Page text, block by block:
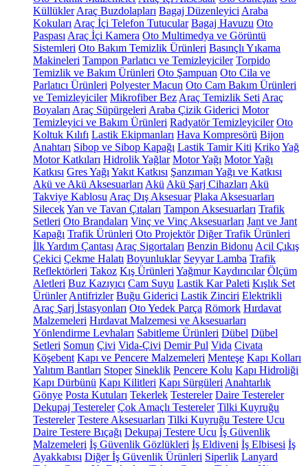
Küllükler Araç Buzdolapları Bagaj Düzenleyici Araba
Kokuları Araç İçi Telefon Tutucular Bagaj Havuzu Oto
Paspası Araç İçi Kamera Oto Multimedya ve Görüntü
Sistemleri Oto Bakım Temizlik Ürünleri Basınçlı Yıkama
Makineleri Tampon Parlatıcı ve Temizleyiciler Torpido
Temizlik ve Bakım Ürünleri Oto Şampuan Oto Cila ve
Parlatıcı Ürünleri Polyester Macun Oto Cam Bakım Ürünleri
ve Temizleyiciler Mikrofiber Bez Araç Temizlik Seti Araç
Boyaları Araç Süpürgeleri Araba Çizik Giderici Motor
Temizleyici ve Bakım Ürünleri Radyatör Temizleyiciler Oto
Koltuk Kılıfı Lastik Ekipmanları Hava Kompresörü Bijon
Anahtarı Sibop ve Sibop Kapağı Lastik Tamir Kiti KrikoYağ
Motor Katkıları Hidrolik Yağlar Motor Yağı Motor Yağı
Katkısı Gres Yağı Yakıt Katkısı Şanzıman Yağı ve Katkısı
Akü ve Akü Aksesuarları Akü Akü Şarj Cihazları Akü
Takviye Kablosu Araç Dış Aksesuar Plaka Aksesuarları
SilecekYan ve Tavan Çıtaları Tampon Aksesuarları Trafik
Setleri Oto Brandaları Vinç ve Vinç Aksesuarları Jant ve Jant
Kapağı Trafik Ürünleri Oto Projektör Diğer Trafik Ürünleri
İlk Yardım Çantası Araç Sigortaları Benzin Bidonu Acil Çıkış
Çekici Çekme Halatı Boyunluklar Seyyar Lamba Trafik
Reflektörleri Takoz Kış Ürünleri Yağmur Kaydırıcılar Ölçüm
Aletleri Buz Kazıyıcı Cam Suyu Lastik Kar Paleti Kışlık Set
Ürünler Antifrizler Buğu Giderici Lastik Zinciri Elektrikli
Araç Şarj İstasyonları Oto Yedek Parça Römork Hırdavat
Malzemeleri Hırdavat Malzemesi ve Aksesuarları
Yönlendirme Levhaları Sabitleme Ürünleri Dübel Dübel
Setleri Somun Çivi Vida-Çivi Demir Pul Vida Civata
Köşebent Kapı ve Pencere Malzemeleri Menteşe Kapı Kolları
Yalıtım Bantları Stoper Sineklik Pencere Kolu Kapı Hidroliği
Kapı Dürbünü Kapı Kilitleri Kapı Sürgüleri Anahtarlık
Gönye Posta Kutuları Tekerlek Testereler Daire Testereler
Dekupaj Testereler Çok Amaçlı Testereler Tilki Kuyruğu
Testereler Testere Aksesuarları Tilki Kuyruğu Testere Ucu
Daire Testere Bıçağı Dekupaj Testere Ucu İş Güvenlik
Malzemeleri İş Güvenlik Gözlükleri İş Eldiveni İş Elbisesi İş
Ayakkabısı Diğer İş Güvenlik Ürünleri Siperlik Lanyard